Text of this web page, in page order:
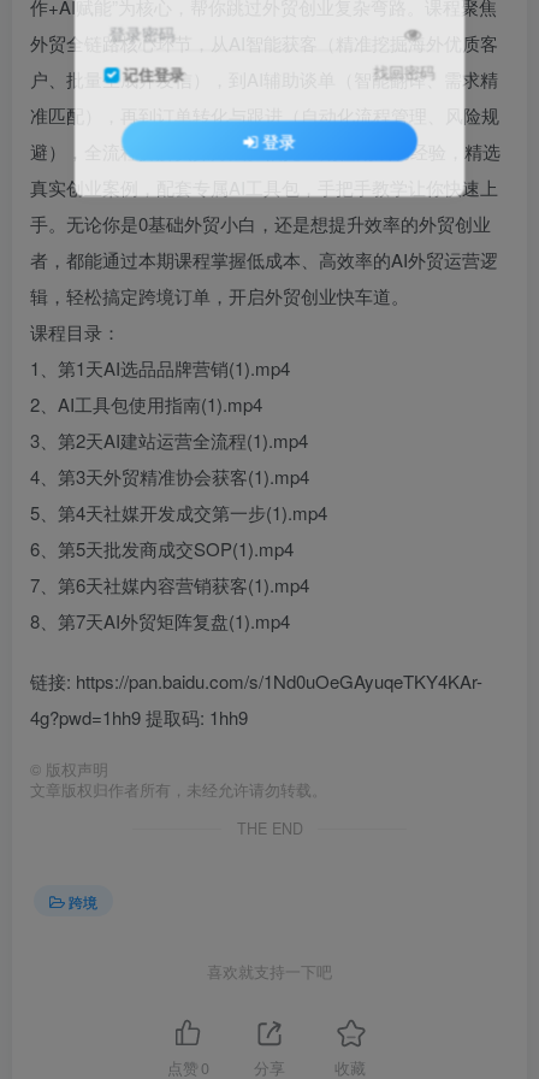
作+AI赋能”为核心，帮你跳过外贸创业复杂弯路。课程聚焦
外贸全链路核心环节，从AI智能获客（精准挖掘海外优质客
户、批量生成开发信），到AI辅助谈单（智能翻译、需求精
准匹配），再到订单转化与跟进（自动化流程管理、风险规
避），全流程拆解实操方法。依托26期往期成功经验，精选
真实创业案例，配套专属AI工具包，手把手教学让你快速上
手。无论你是0基础外贸小白，还是想提升效率的外贸创业
者，都能通过本期课程掌握低成本、高效率的AI外贸运营逻
辑，轻松搞定跨境订单，开启外贸创业快车道。
课程目录：
1、第1天AI选品品牌营销(1).mp4
2、AI工具包使用指南(1).mp4
3、第2天AI建站运营全流程(1).mp4
4、第3天外贸精准协会获客(1).mp4
5、第4天社媒开发成交第一步(1).mp4
6、第5天批发商成交SOP(1).mp4
7、第6天社媒内容营销获客(1).mp4
8、第7天AI外贸矩阵复盘(1).mp4
链接: https://pan.baidu.com/s/1Nd0uOeGAyuqeTKY4KAr-
4g?pwd=1hh9 提取码: 1hh9
© 版权声明
文章版权归作者所有，未经允许请勿转载。
THE END
跨境
喜欢就支持一下吧
点赞 0 分享 收藏
登录密码
记住登录 找回密码
登录